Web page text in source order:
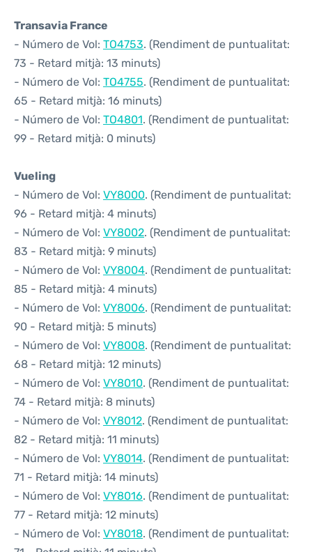
Transavia France
- Número de Vol: TO4753. (Rendiment de puntualitat:
73 - Retard mitjà: 13 minuts)
- Número de Vol: TO4755. (Rendiment de puntualitat:
65 - Retard mitjà: 16 minuts)
- Número de Vol: TO4801. (Rendiment de puntualitat:
99 - Retard mitjà: 0 minuts)
Vueling
- Número de Vol: VY8000. (Rendiment de puntualitat:
96 - Retard mitjà: 4 minuts)
- Número de Vol: VY8002. (Rendiment de puntualitat:
83 - Retard mitjà: 9 minuts)
- Número de Vol: VY8004. (Rendiment de puntualitat:
85 - Retard mitjà: 4 minuts)
- Número de Vol: VY8006. (Rendiment de puntualitat:
90 - Retard mitjà: 5 minuts)
- Número de Vol: VY8008. (Rendiment de puntualitat:
68 - Retard mitjà: 12 minuts)
- Número de Vol: VY8010. (Rendiment de puntualitat:
74 - Retard mitjà: 8 minuts)
- Número de Vol: VY8012. (Rendiment de puntualitat:
82 - Retard mitjà: 11 minuts)
- Número de Vol: VY8014. (Rendiment de puntualitat:
71 - Retard mitjà: 14 minuts)
- Número de Vol: VY8016. (Rendiment de puntualitat:
77 - Retard mitjà: 12 minuts)
- Número de Vol: VY8018. (Rendiment de puntualitat: